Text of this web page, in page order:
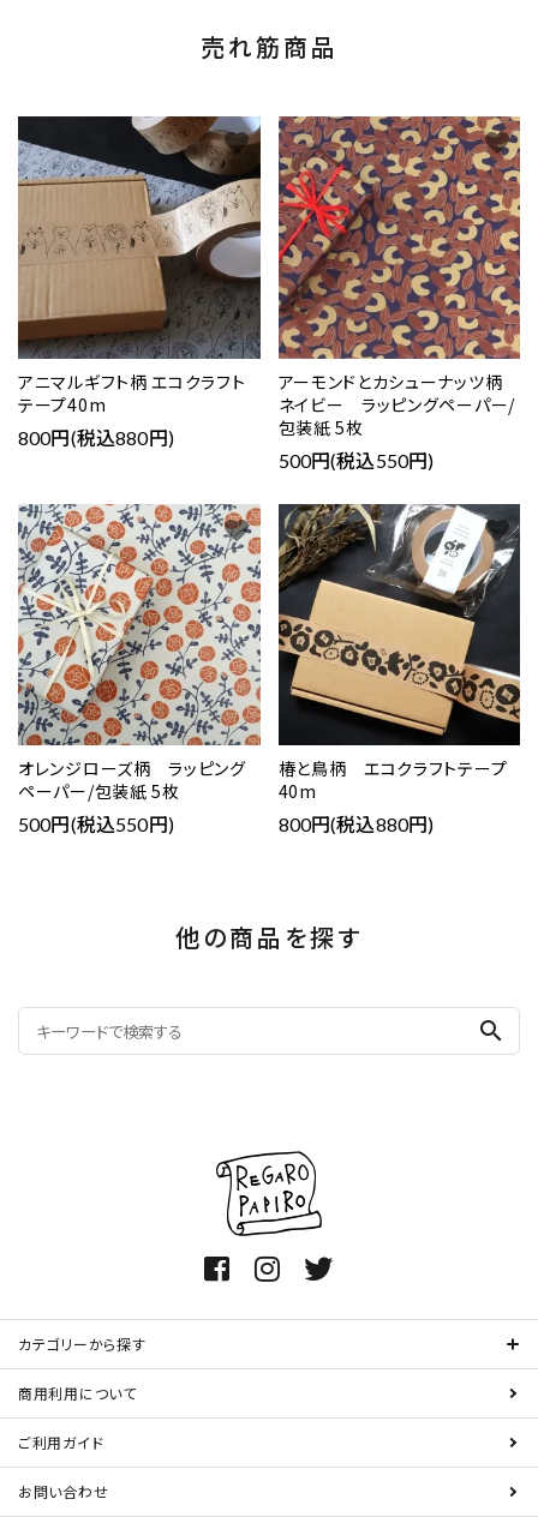
売れ筋商品
アニマルギフト柄 エコクラフト
テープ40m
800円(税込880円)
favorite
アーモンドとカシューナッツ柄
ネイビー ラッピングペーパー/
包装紙 5枚
500円(税込550円)
favorite
オレンジローズ柄 ラッピング
ペーパー/包装紙 5枚
500円(税込550円)
favorite
椿と鳥柄 エコクラフトテープ
40m
800円(税込880円)
favorite
他の商品を探す
search
カテゴリーから探す
商用利用について
ご利用ガイド
お問い合わせ